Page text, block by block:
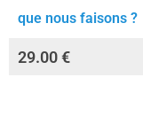
que nous faisons ?
29.00€